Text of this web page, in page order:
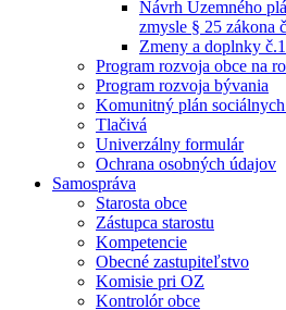
Návrh Územného
zmysle § 25 zákona
Zmeny a doplnky č.1
Program rozvoja obce na
Program rozvoja bývania
Komunitný plán
Tlačivá
Univerzálny formulár
Ochrana osobných údajov
Samospráva
Starosta obce
Zástupca starostu
Kompetencie
Obecné zastupiteľstvo
Komisie pri OZ
Kontrolór obce